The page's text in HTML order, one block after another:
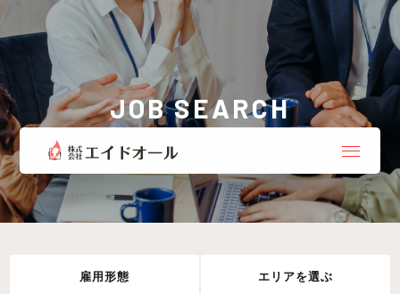
JOB SEARCH
雇用形態 エリアを選ぶ